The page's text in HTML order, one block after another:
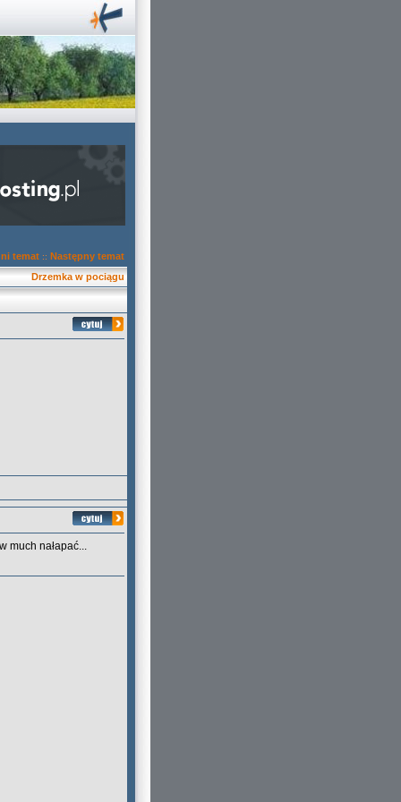
temat :: Następny temat
Drzemka w pociągu
much nałapać...